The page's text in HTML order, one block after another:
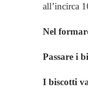
all’incirca
Nel
Passare i
I biscotti